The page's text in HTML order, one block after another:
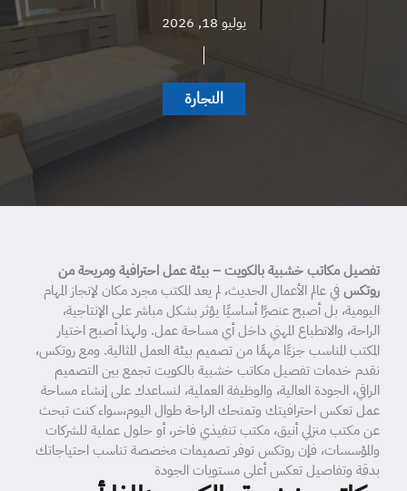
يوليو 18, 2026
النجارة
تفصيل مكاتب خشبية بالكويت – بيئة عمل احترافية ومريحة من
روتكسفي عالم الأعمال الحديث، لم يعد المكتب مجرد مكان لإنجاز المهام
اليومية، بل أصبح عنصرًا أساسيًا يؤثر بشكل مباشر على الإنتاجية،
الراحة، والانطباع المهني داخل أي مساحة عمل. ولهذا أصبح اختيار
المكتب المناسب جزءًا مهمًا من تصميم بيئة العمل المثالية. ومع روتكس،
نقدم خدمات تفصيل مكاتب خشبية بالكويت تجمع بين التصميم
الراقي، الجودة العالية، والوظيفة العملية، لنساعدك على إنشاء مساحة
عمل تعكس احترافيتك وتمنحك الراحة طوال اليوم،سواء كنت تبحث
عن مكتب منزلي أنيق، مكتب تنفيذي فاخر، أو حلول عملية للشركات
والمؤسسات، فإن روتكس توفر تصميمات مخصصة تناسب احتياجاتك
بدقة وتفاصيل تعكس أعلى مستويات الجودة